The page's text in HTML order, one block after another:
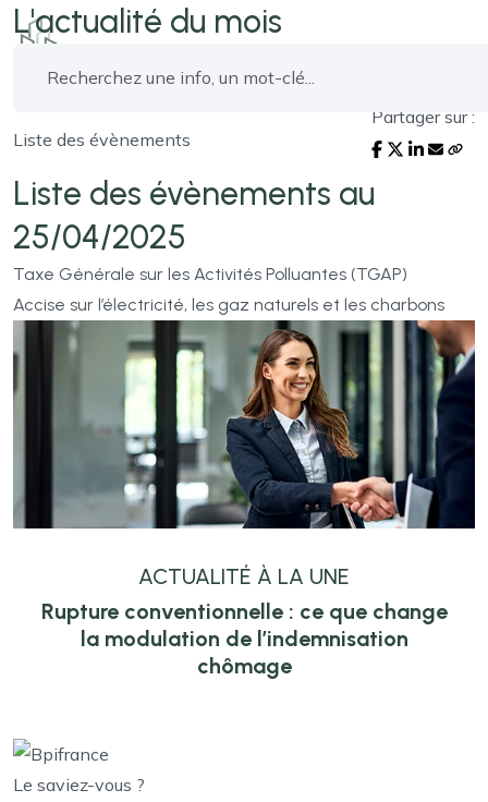
L'actualité du mois
Liste des évènements
Partager sur :
Liste des évènements au
25/04/2025
Taxe Générale sur les Activités Polluantes (TGAP)
Accise sur l’électricité, les gaz naturels et les charbons
ACTUALITÉ À LA UNE
Rupture conventionnelle : ce que change
la modulation de l’indemnisation
chômage
Le saviez-vous ?